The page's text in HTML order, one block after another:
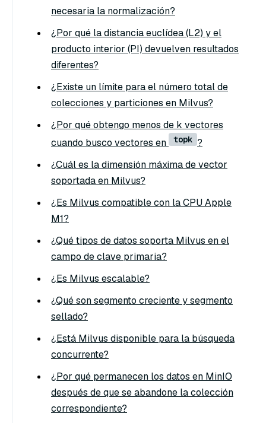
necesaria la normalización?
¿Por qué la distancia euclídea (L2) y el
producto interior (PI) devuelven resultados
diferentes?
¿Existe un límite para el número total de
colecciones y particiones en Milvus?
¿Por qué obtengo menos de k vectores
cuando busco vectores en
topk ?
¿Cuál es la dimensión máxima de vector
soportada en Milvus?
¿Es Milvus compatible con la CPU Apple
M1?
¿Qué tipos de datos soporta Milvus en el
campo de clave primaria?
¿Es Milvus escalable?
¿Qué son segmento creciente y segmento
sellado?
¿Está Milvus disponible para la búsqueda
concurrente?
¿Por qué permanecen los datos en MinIO
después de que se abandone la colección
correspondiente?